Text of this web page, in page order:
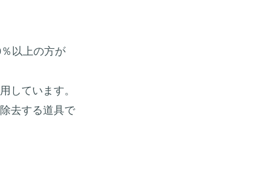
以上の方が
しています。
去する道具で